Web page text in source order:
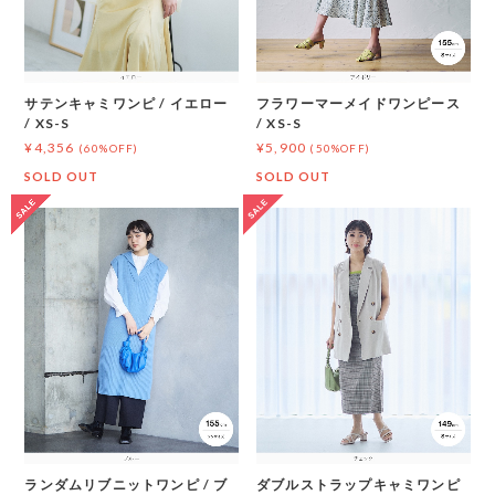
サテンキャミワンピ / イエロー
/ XS-S
¥4,356 (60%OFF)
SOLD OUT
フラワーマーメイドワンピース
/ XS-S
¥5,900 (50%OFF)
SOLD OUT
ランダムリブニットワンピ / ブ
ダブルストラップキャミワンピ